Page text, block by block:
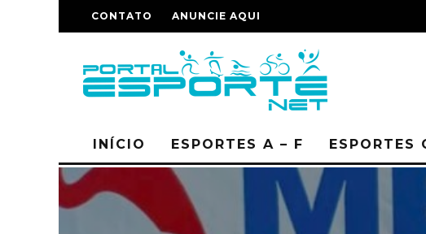
CONTATO ANUNCIE AQUI
INÍCIO ESPORTES A – F ESPORTES